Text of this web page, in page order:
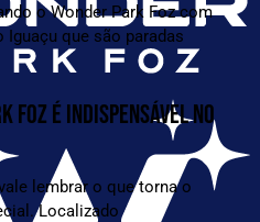
o Wonder Park Foz com
que são paradas
FOZ É INDISPENSÁVEL NO
lembrar o que torna o
Localizado